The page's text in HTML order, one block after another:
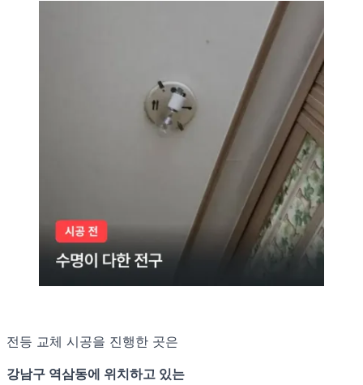
전등 교체 시공을 진행한 곳은
강남구 역삼동에 위치하고 있는